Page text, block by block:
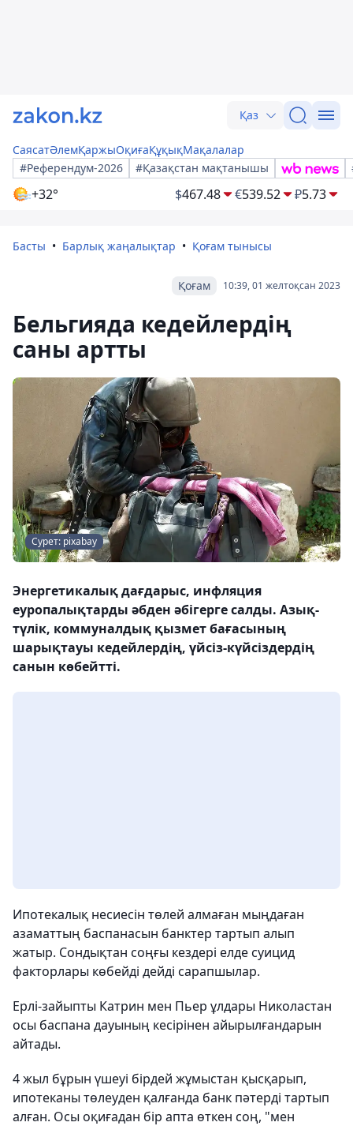
Қаз
СаясатӘлемҚаржыОқиғаҚұқықМақалалар
#Референдум-2026
#Қазақстан мақтанышы
+32° $467.48 €539.52 ₽5.73
Басты Барлық жаңалықтар Қоғам тынысы
10:39, 01 желтоқсан 2023
Қоғам
Бельгияда кедейлердің
саны артты
Сурет: pixabay
Энергетикалық дағдарыс, инфляция
еуропалықтарды әбден әбігерге салды. Азық-
түлік, коммуналдық қызмет бағасының
шарықтауы кедейлердің, үйсіз-күйсіздердің
санын көбейтті.
Ипотекалық несиесін төлей алмаған мыңдаған
азаматтың баспанасын банктер тартып алып
жатыр. Сондықтан соңғы кездері елде суицид
факторлары көбейді дейді сарапшылар.
Ерлі-зайыпты Катрин мен Пьер ұлдары Николастан
осы баспана дауының кесірінен айырылғандарын
айтады.
4 жыл бұрын үшеуі бірдей жұмыстан қысқарып,
ипотеканы төлеуден қалғанда банк пәтерді тартып
алған. Осы оқиғадан бір апта өткен соң, "мен